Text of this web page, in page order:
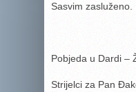
Sasvim zasluženo.
Pobjeda u Dardi –
Strijelci za Pan